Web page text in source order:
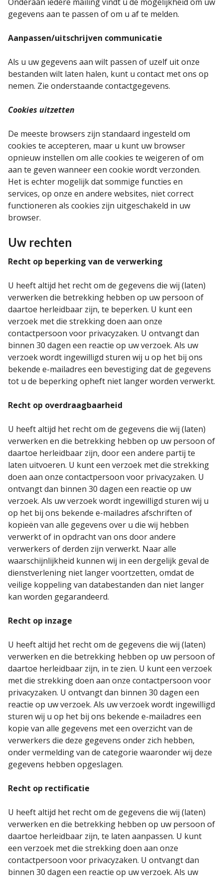
gegevens aan te passen of om u af te melden.
Aanpassen/uitschrijven communicatie
Als u uw gegevens aan wilt passen of uzelf uit onze
bestanden wilt laten halen, kunt u contact met ons op
nemen. Zie onderstaande contactgegevens.
Cookies uitzetten
De meeste browsers zijn standaard ingesteld om
cookies te accepteren, maar u kunt uw browser
opnieuw instellen om alle cookies te weigeren of om
aan te geven wanneer een cookie wordt verzonden.
Het is echter mogelijk dat sommige functies en
services, op onze en andere websites, niet correct
functioneren als cookies zijn uitgeschakeld in uw
browser.
Uw rechten
Recht op beperking van de verwerking
U heeft altijd het recht om de gegevens die wij (laten)
verwerken die betrekking hebben op uw persoon of
daartoe herleidbaar zijn, te beperken. U kunt een
verzoek met die strekking doen aan onze
contactpersoon voor privacyzaken. U ontvangt dan
binnen 30 dagen een reactie op uw verzoek. Als uw
verzoek wordt ingewilligd sturen wij u op het bij ons
bekende e-mailadres een bevestiging dat de gegevens
tot u de beperking opheft niet langer worden verwerkt.
Recht op overdraagbaarheid
U heeft altijd het recht om de gegevens die wij (laten)
verwerken en die betrekking hebben op uw persoon of
daartoe herleidbaar zijn, door een andere partij te
laten uitvoeren. U kunt een verzoek met die strekking
doen aan onze contactpersoon voor privacyzaken. U
ontvangt dan binnen 30 dagen een reactie op uw
verzoek. Als uw verzoek wordt ingewilligd sturen wij u
op het bij ons bekende e-mailadres afschriften of
kopieën van alle gegevens over u die wij hebben
verwerkt of in opdracht van ons door andere
verwerkers of derden zijn verwerkt. Naar alle
waarschijnlijkheid kunnen wij in een dergelijk geval de
dienstverlening niet langer voortzetten, omdat de
veilige koppeling van databestanden dan niet langer
kan worden gegarandeerd.
Recht op inzage
U heeft altijd het recht om de gegevens die wij (laten)
verwerken en die betrekking hebben op uw persoon of
daartoe herleidbaar zijn, in te zien. U kunt een verzoek
met die strekking doen aan onze contactpersoon voor
privacyzaken. U ontvangt dan binnen 30 dagen een
reactie op uw verzoek. Als uw verzoek wordt ingewilligd
sturen wij u op het bij ons bekende e-mailadres een
kopie van alle gegevens met een overzicht van de
verwerkers die deze gegevens onder zich hebben,
onder vermelding van de categorie waaronder wij deze
gegevens hebben opgeslagen.
Recht op rectificatie
U heeft altijd het recht om de gegevens die wij (laten)
verwerken en die betrekking hebben op uw persoon of
daartoe herleidbaar zijn, te laten aanpassen. U kunt
een verzoek met die strekking doen aan onze
contactpersoon voor privacyzaken. U ontvangt dan
binnen 30 dagen een reactie op uw verzoek. Als uw